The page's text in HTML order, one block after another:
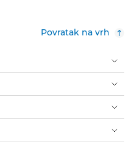
Povratak na vrh